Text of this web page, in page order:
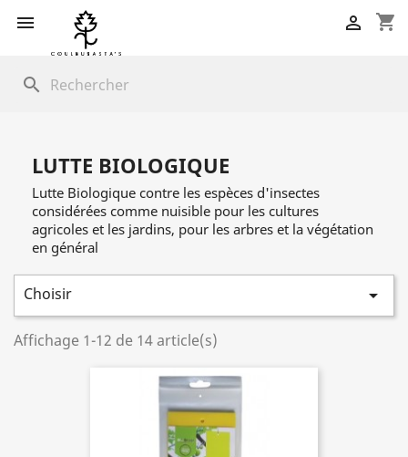
 shopping_cart

search
LUTTE BIOLOGIQUE
Lutte Biologique contre les espèces d'insectes
considérées comme nuisible pour les cultures
agricoles et les jardins, pour les arbres et la végétation
en général
Choisir 
Affichage 1-12 de 14 article(s)